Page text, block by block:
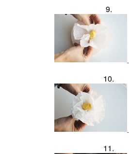
9.
10.
11.